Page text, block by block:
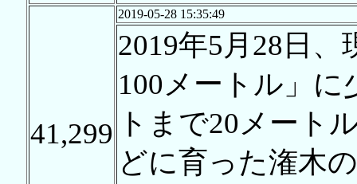
41,299
2019-05-28 15:35:49
2019年5月28日
100メートル」
トまで20メート
どに育った潅木